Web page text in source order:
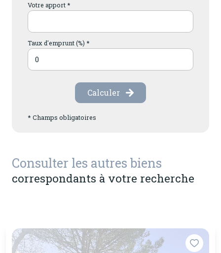
Votre apport *
Taux d'emprunt (%) *
Calculer
* Champs obligatoires
Consulter les autres biens
correspondants à votre recherche